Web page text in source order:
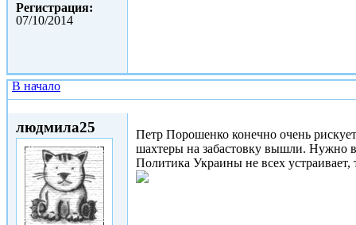
Регистрация:
07/10/2014
В начало
людмила25
Петр Порошенко конечно очень
шахтеры на забастовку вышли. Нужно
Политика Украины не всех